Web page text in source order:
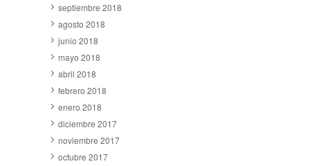
septiembre 2018
agosto 2018
junio 2018
mayo 2018
abril 2018
febrero 2018
enero 2018
diciembre 2017
noviembre 2017
octubre 2017